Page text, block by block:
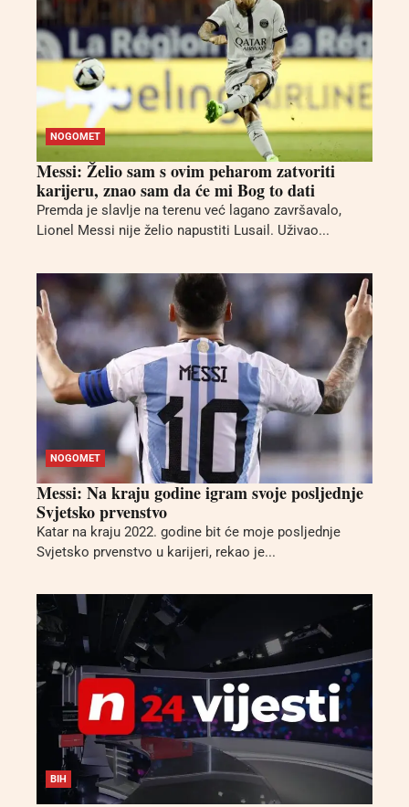
NOGOMET
Messi: Želio sam s ovim peharom zatvoriti
karijeru, znao sam da će mi Bog to dati
Premda je slavlje na terenu već lagano završavalo,
Lionel Messi nije želio napustiti Lusail. Uživao...
NOGOMET
Messi: Na kraju godine igram svoje posljednje
Svjetsko prvenstvo
Katar na kraju 2022. godine bit će moje posljednje
Svjetsko prvenstvo u karijeri, rekao je...
BIH